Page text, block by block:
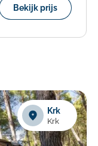
Bekijk prijs
Krk
Krk